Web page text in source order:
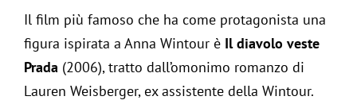
Il film più famoso che ha come protagonista una
figura ispirata a Anna Wintour è Il diavolo veste
Prada (2006), tratto dall’omonimo romanzo di
Lauren Weisberger, ex assistente della Wintour.